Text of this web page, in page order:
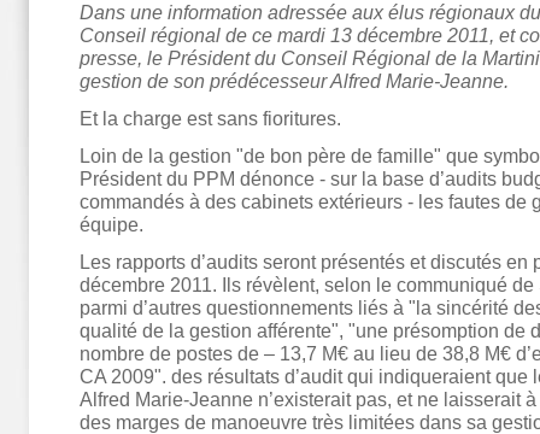
Dans une information adressée aux élus régionaux
Conseil régional de ce mardi 13 décembre 2011, et
presse, le Président du Conseil Régional de la
gestion de son prédécesseur Alfred Marie-Jeanne.
Et la charge est sans fioritures.
Loin de la gestion "de bon père de famille" que
Président du PPM dénonce - sur la base d’audits
commandés à des cabinets extérieurs - les fautes de
équipe.
Les rapports d’audits seront présentés et discutés en
décembre 2011. Ils révèlent, selon le communiqué de
parmi d’autres questionnements liés à "la sincérité
qualité de la gestion afférente", "une présomption de
nombre de postes de – 13,7 M€ au lieu de 38,8 M€
CA 2009". des résultats d’audit qui indiqueraient que
Alfred Marie-Jeanne n’existerait pas, et ne laisserait
des marges de manoeuvre très limitées dans sa